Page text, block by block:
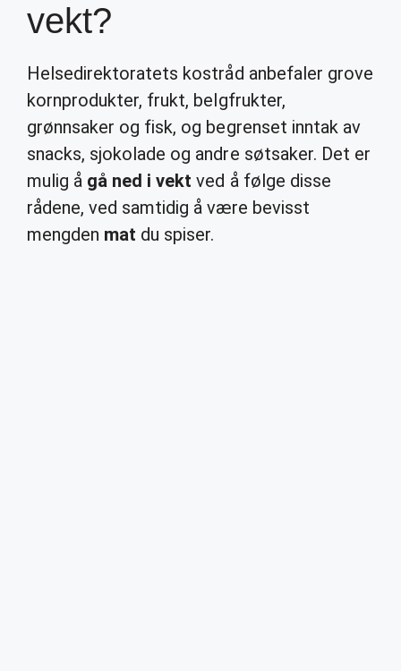
vekt?
Helsedirektoratets kostråd anbefaler grove
kornprodukter, frukt, belgfrukter,
grønnsaker og fisk, og begrenset inntak av
snacks, sjokolade og andre søtsaker. Det er
mulig å gå ned i vekt ved å følge disse
rådene, ved samtidig å være bevisst
mengden mat du spiser.